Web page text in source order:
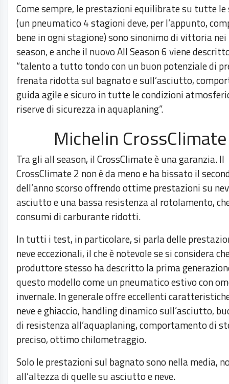
Come sempre, le prestazioni equilibrate su tutte
(un pneumatico 4 stagioni deve, per l’appunto,
bene in ogni stagione) sono sinonimo di vittoria
season, e anche il nuovo All Season 6 viene
“talento a tutto tondo con un buon potenziale di
frenata ridotta sul bagnato e sull’asciutto,
guida agile e sicuro in tutte le condizioni
riserve di sicurezza in aquaplaning”.
Michelin
Tra gli all season, il CrossClimate è una garanzia. Il
CrossClimate 2 non è da meno e ha bissato il
dell’anno scorso offrendo ottime prestazioni su
asciutto e una bassa resistenza al rotolamento,
consumi di carburante ridotti.
In tutti i test, in particolare, si parla delle
neve eccezionali, il che è notevole se si considera
produttore stesso ha descritto la prima
questo modello come un pneumatico estivo con
invernale. In generale offre eccellenti
neve e ghiaccio, handling dinamico sull’asciutto,
di resistenza all’aquaplaning, comportamento di
preciso, ottimo chilometraggio.
Solo le prestazioni sul bagnato sono nella media,
all’altezza di quelle su asciutto e neve.